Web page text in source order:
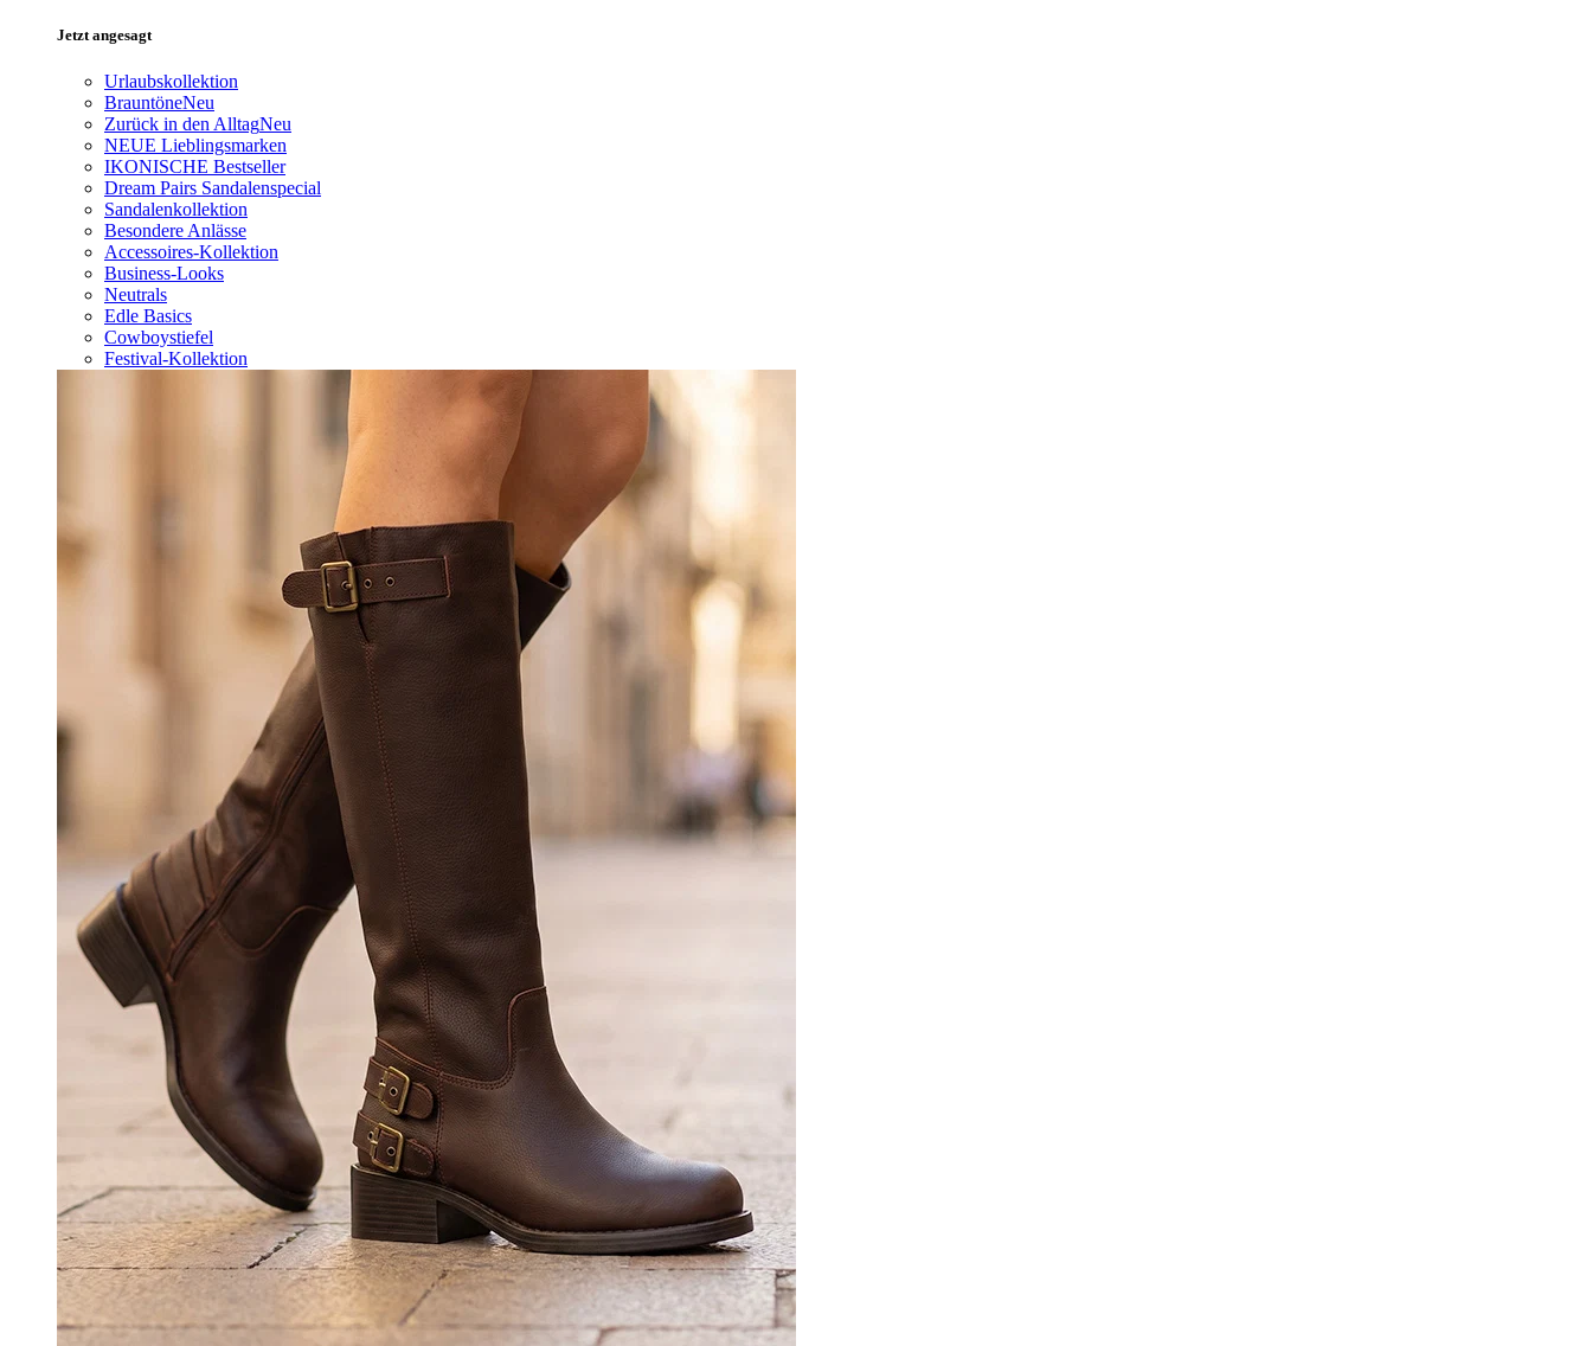
Jetzt angesagt
Urlaubskollektion
BrauntöneNeu
Zurück in den AlltagNeu
NEUE Lieblingsmarken
IKONISCHE Bestseller
Dream Pairs Sandalenspecial
Sandalenkollektion
Besondere Anlässe
Accessoires-Kollektion
Business-Looks
Neutrals
Edle Basics
Cowboystiefel
Festival-Kollektion